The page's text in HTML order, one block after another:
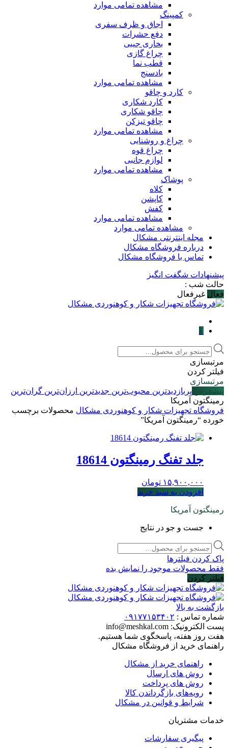
مشاهده تمامی موارد
کمپینگ
اجاق و ظرف سفری
دفع حشرات
بخاری جیبی
چراغ گازی
قطب نما
بادسنج
مشاهده تمامی موارد
کارد و چاقو
کارد شکاری
چاقو شکاری
چاقو تیزکن
مشاهده تمامی موارد
چراغ و روشنایی
چراغ قوه
لوازم جانبی
مشاهده تمامی موارد
پوشاک
کلاه
کاپشن
کفش
مشاهده تمامی موارد
مشاهده تمامی موارد
مجله اینترنتی مشکال
درباره فروشگاه مشکال
تماس با فروشگاه مشکال
پیشنهادات شگفت انگیز
حالت شب :
فعال غیرفعال
۰
Products
search
مرتبسازی
فیلتر کردن
مرتبسازی
پیشفرض پربازدیدترین محبوب‌ترین جدیدترین ارزان‌ترین گران‌ترین
رمینگتون آمریکا
فروشگاه تجهیزات شکار و کوهنوردی مشکال محصولات برچسب
خورده “رمینگتون آمریکا”
جلد تفنگ رمینگتون 18614
۱۵,۹۰۰,۰۰۰ تومان
افزودن به سبد خرید
رمینگتون آمریکا
جست و جو در نتایج
Products
search
پاک کردن فیلترها
فقط محصولات موجود را نمایش بده
فیلتر کردن
بازگشت به بالا
شماره تماس : ۰۹۱۷۷۱۵۳۴۰۲
پست الکترونیک: info@meshkal.com
هفت روز هفته، پاسخگوی شما هستیم.
راهنمای خرید از فروشگاه مشکال
راهنمای خرید از مشکال
روش های ارسال
روش های پرداخت
رویه‌های بازگرداندن کالا
شرایط و قوانین در مشکال
خدمات مشتریان
پیگیری سفارشات